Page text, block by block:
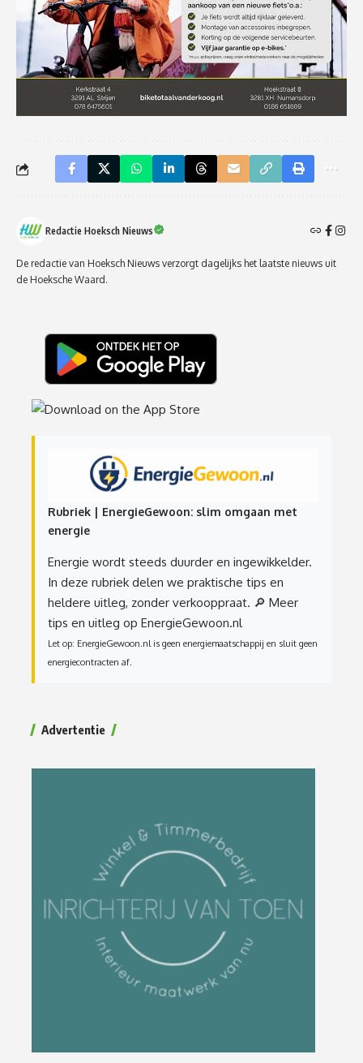
Redactie Hoeksch Nieuws
De redactie van Hoeksch Nieuws verzorgt dagelijks het laatste nieuws uit
de Hoeksche Waard.
Rubriek | EnergieGewoon: slim omgaan met
energie
Energie wordt steeds duurder en ingewikkelder.
In deze rubriek delen we praktische tips en
heldere uitleg, zonder verkooppraat. 🔎 Meer
tips en uitleg op EnergieGewoon.nl
Let op: EnergieGewoon.nl is geen energiemaatschappij en sluit geen
energiecontracten af.
Advertentie